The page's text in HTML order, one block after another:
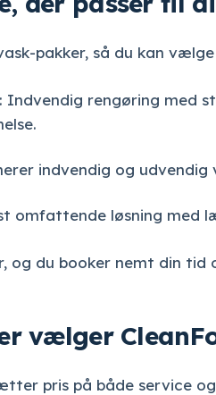
pakker, så du kan
: Indvendig rengøring med
indvendig og
omfattende løsning med
og du booker nemt din tid
vælger
pris på både service